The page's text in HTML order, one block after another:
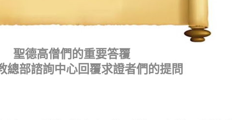
聖德高僧們的重要答覆
總部諮詢中心回覆求證者們的提問